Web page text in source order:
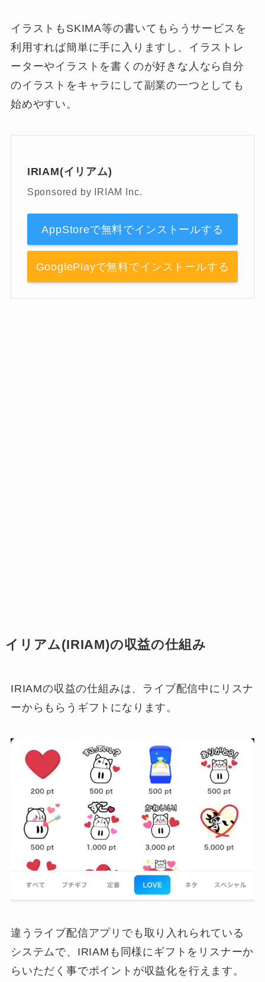
イラストもSKIMA等の書いてもらうサービスを
利用すれば簡単に手に入りますし、イラストレ
ーターやイラストを書くのが好きな人なら自分
のイラストをキャラにして副業の一つとしても
始めやすい。
IRIAM(イリアム)
Sponsored by IRIAM Inc.
AppStoreで無料でインストールする
GooglePlayで無料でインストールする
イリアム(IRIAM)の収益の仕組み
IRIAMの収益の仕組みは、ライブ配信中にリスナ
ーからもらうギフトになります。
違うライブ配信アプリでも取り入れられている
システムで、IRIAMも同様にギフトをリスナーか
らいただく事でポイントが収益化を行えます。